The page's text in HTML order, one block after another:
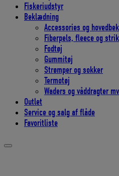
Fiskeriudstyr
Beklædning
Accessories og
Fiberpels, fleece og strik
Fodtøj
Gummitøj
Strømper og sokker
Termotøj
Waders og våddragter
Outlet
Service og salg af flåde
Favoritliste